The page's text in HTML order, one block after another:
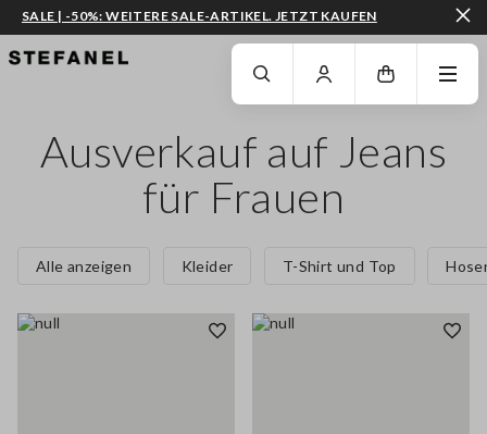
ZUM HAUPTINHALT SPRINGEN GEHEN SIE ZUM ENDE DER SEITE
SALE | -50%: WEITERE SALE-ARTIKEL. JETZT KAUFEN
Ausverkauf auf Jeans
für Frauen
Alle anzeigen Kleider T-Shirt und Top